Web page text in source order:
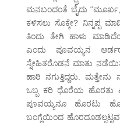
ಮನಬಂದಂತೆ ಬೈದು
ಕಳಿಸಲು ಸೊಕ್ಕೇ? ನಿನ್ನಪ್ಪ
ತಿಂದು ತೇಗಿ ಹಾಳು
ಎಂದು ಪೂವಯ್ಯನ
ಸ್ನೇಹಿತರೊಡನೆ ಮಾತು
ಹಾರಿ ನಗುತ್ತಿದ್ದರು.
ಒಬ್ಬ ಕರಿ ಧೊರೆಯ ಹೊರತು
ಪೂವಯ್ಯನೂ ಹೊರಟು
ಬಂಗ್ಲೆಯಿಂದ